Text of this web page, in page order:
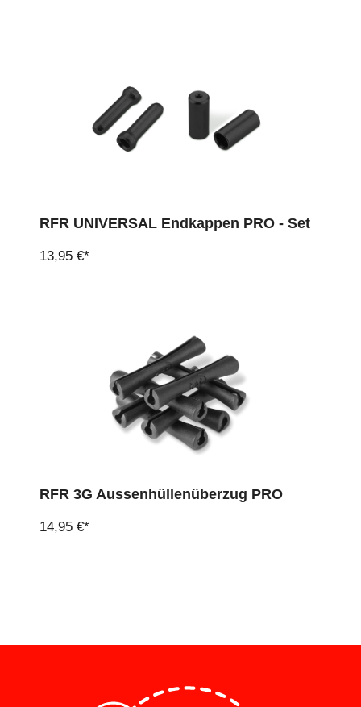
RFR UNIVERSAL Endkappen PRO - Set
13,95 €*
RFR 3G Aussenhüllenüberzug PRO
14,95 €*